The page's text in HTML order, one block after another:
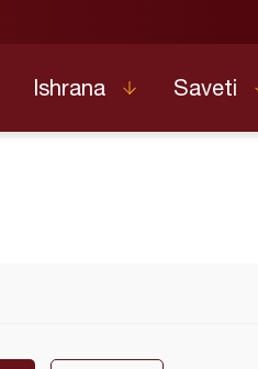
Ishrana Saveti